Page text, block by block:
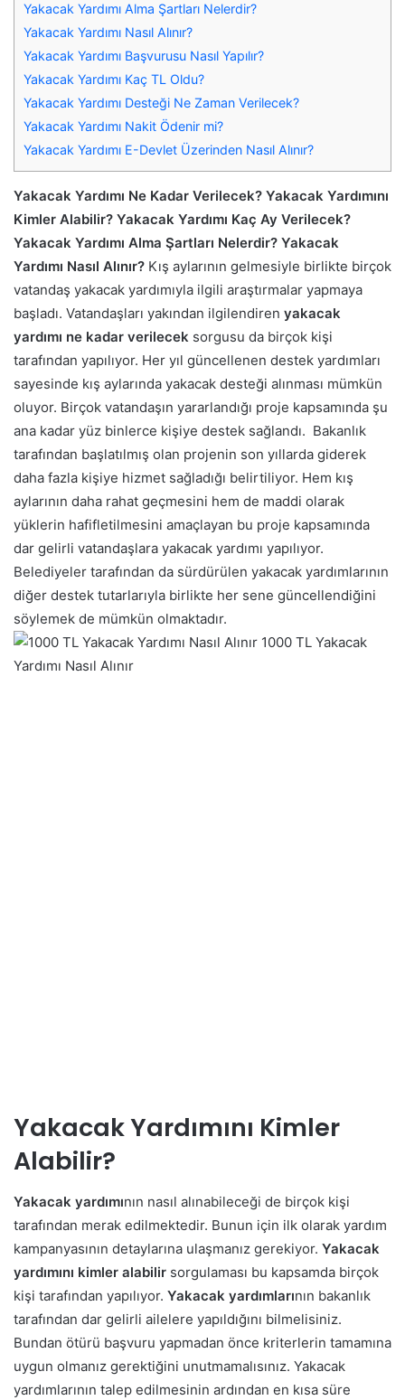
Yakacak Yardımı Alma Şartları Nelerdir?
Yakacak Yardımı Nasıl Alınır?
Yakacak Yardımı Başvurusu Nasıl Yapılır?
Yakacak Yardımı Kaç TL Oldu?
Yakacak Yardımı Desteği Ne Zaman Verilecek?
Yakacak Yardımı Nakit Ödenir mi?
Yakacak Yardımı E-Devlet Üzerinden Nasıl Alınır?
Yakacak Yardımı Ne Kadar Verilecek? Yakacak Yardımını
Kimler Alabilir? Yakacak Yardımı Kaç Ay Verilecek?
Yakacak Yardımı Alma Şartları Nelerdir? Yakacak
Yardımı Nasıl Alınır? Kış aylarının gelmesiyle birlikte birçok
vatandaş yakacak yardımıyla ilgili araştırmalar yapmaya
başladı. Vatandaşları yakından ilgilendiren yakacak
yardımı ne kadar verilecek sorgusu da birçok kişi
tarafından yapılıyor. Her yıl güncellenen destek yardımları
sayesinde kış aylarında yakacak desteği alınması mümkün
oluyor. Birçok vatandaşın yararlandığı proje kapsamında şu
ana kadar yüz binlerce kişiye destek sağlandı. Bakanlık
tarafından başlatılmış olan projenin son yıllarda giderek
daha fazla kişiye hizmet sağladığı belirtiliyor. Hem kış
aylarının daha rahat geçmesini hem de maddi olarak
yüklerin hafifletilmesini amaçlayan bu proje kapsamında
dar gelirli vatandaşlara yakacak yardımı yapılıyor.
Belediyeler tarafından da sürdürülen yakacak yardımlarının
diğer destek tutarlarıyla birlikte her sene güncellendiğini
söylemek de mümkün olmaktadır.
1000 TL Yakacak
Yardımı Nasıl Alınır
Yakacak Yardımını Kimler
Alabilir?
Yakacak yardımının nasıl alınabileceği de birçok kişi
tarafından merak edilmektedir. Bunun için ilk olarak yardım
kampanyasının detaylarına ulaşmanız gerekiyor. Yakacak
yardımını kimler alabilir sorgulaması bu kapsamda birçok
kişi tarafından yapılıyor. Yakacak yardımlarının bakanlık
tarafından dar gelirli ailelere yapıldığını bilmelisiniz.
Bundan ötürü başvuru yapmadan önce kriterlerin tamamına
uygun olmanız gerektiğini unutmamalısınız. Yakacak
yardımlarının talep edilmesinin ardından en kısa süre